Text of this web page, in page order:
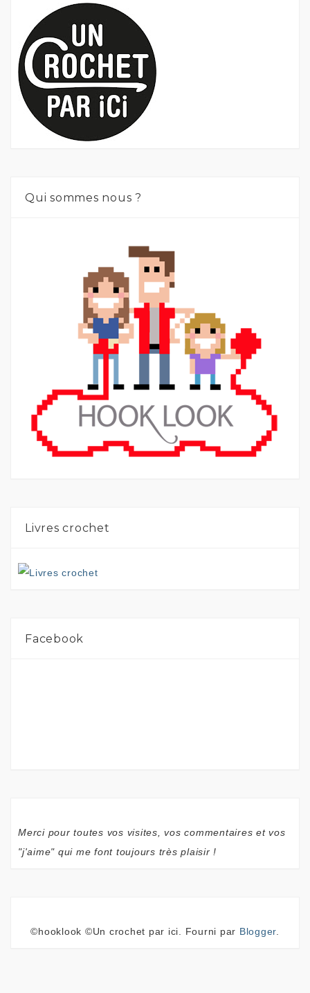
Qui sommes nous ?
Livres crochet
Facebook
Merci pour toutes vos visites, vos commentaires et vos
"j'aime" qui me font toujours très plaisir !
©hooklook ©Un crochet par ici. Fourni par Blogger